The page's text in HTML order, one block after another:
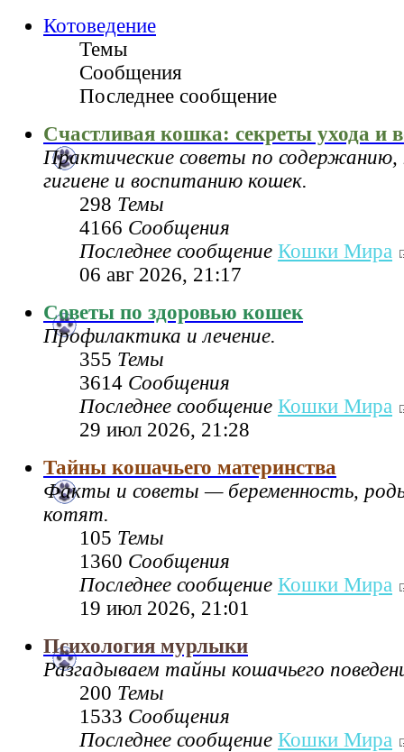
Котоведение
Темы
Сообщения
Последнее сообщение
Счастливая кошка: секреты ухода и
Практические советы по содержанию,
гигиене и воспитанию кошек.
298 Темы
4166 Сообщения
Последнее сообщение Кошки Мира
06 авг 2026, 21:17
Советы по здоровью кошек
Профилактика и лечение.
355 Темы
3614 Сообщения
Последнее сообщение Кошки Мира
29 июл 2026, 21:28
Тайны кошачьего материнства
Факты и советы — беременность,
котят.
105 Темы
1360 Сообщения
Последнее сообщение Кошки Мира
19 июл 2026, 21:01
Психология мурлыки
Разгадываем тайны кошачьего
200 Темы
1533 Сообщения
Последнее сообщение Кошки Мира